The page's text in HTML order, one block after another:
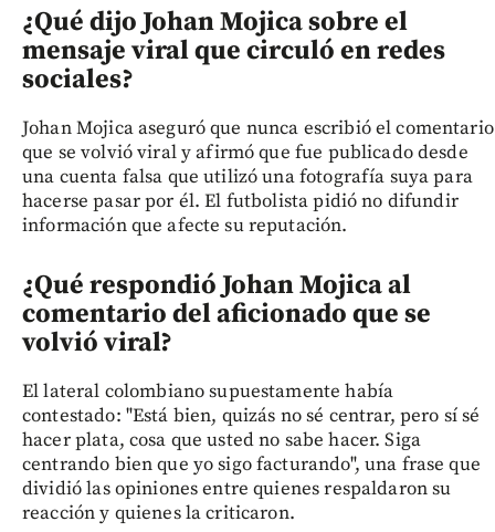
¿Qué dijo Johan Mojica sobre el
mensaje viral que circuló en redes
sociales?
Johan Mojica aseguró que nunca escribió el comentario
que se volvió viral y afirmó que fue publicado desde
una cuenta falsa que utilizó una fotografía suya para
hacerse pasar por él. El futbolista pidió no difundir
información que afecte su reputación.
¿Qué respondió Johan Mojica al
comentario del aficionado que se
volvió viral?
El lateral colombiano supuestamente había
contestado: "Está bien, quizás no sé centrar, pero sí sé
hacer plata, cosa que usted no sabe hacer. Siga
centrando bien que yo sigo facturando", una frase que
dividió las opiniones entre quienes respaldaron su
reacción y quienes la criticaron.